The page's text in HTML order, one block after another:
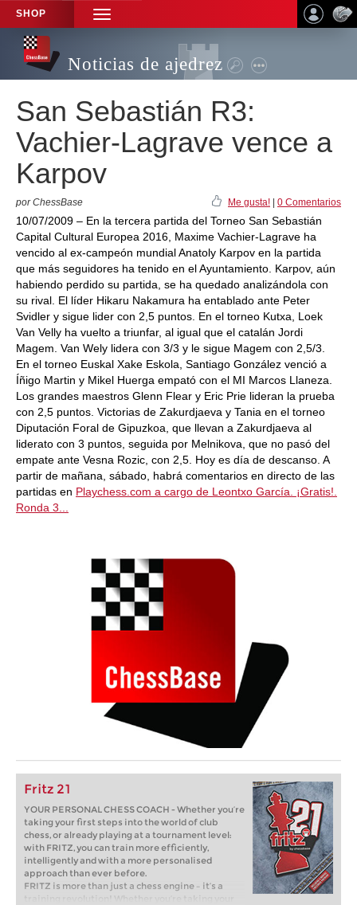
SHOP
TOGGLE
NAVIGATION
Noticias de ajedrez
San Sebastián R3:
Vachier-Lagrave vence a
Karpov
por ChessBase Me gusta! 0 Comentarios
10/07/2009 – En la tercera partida del Torneo San Sebastián
Capital Cultural Europea 2016, Maxime Vachier-Lagrave ha
vencido al ex-campeón mundial Anatoly Karpov en la partida
que más seguidores ha tenido en el Ayuntamiento. Karpov, aún
habiendo perdido su partida, se ha quedado analizándola con
su rival. El líder Hikaru Nakamura ha entablado ante Peter
Svidler y sigue lider con 2,5 puntos. En el torneo Kutxa, Loek
Van Velly ha vuelto a triunfar, al igual que el catalán Jordi
Magem. Van Wely lidera con 3/3 y le sigue Magem con 2,5/3.
En el torneo Euskal Xake Eskola, Santiago González venció a
Íñigo Martin y Mikel Huerga empató con el MI Marcos Llaneza.
Los grandes maestros Glenn Flear y Eric Prie lideran la prueba
con 2,5 puntos. Victorias de Zakurdjaeva y Tania en el torneo
Diputación Foral de Gipuzkoa, que llevan a Zakurdjaeva al
liderato con 3 puntos, seguida por Melnikova, que no pasó del
empate ante Vesna Rozic, con 2,5. Hoy es día de descanso. A
partir de mañana, sábado, habrá comentarios en directo de las
partidas en Playchess.com a cargo de Leontxo García. ¡Gratis!.
Ronda 3...
Fritz 21
YOUR PERSONAL CHESS COACH - Whether you’re
taking your first steps into the world of club
chess, or already playing at a tournament level:
with FRITZ, you can train more efficiently,
intelligently and with a more personalised
approach than ever before.
FRITZ is more than just a chess engine – it’s a
training revolution! Whether you’re taking your